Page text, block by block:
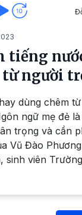
tiếng
người
dùng chêm
ngữ mẹ đẻ
trọng và cần
Vũ Đào
sinh viên